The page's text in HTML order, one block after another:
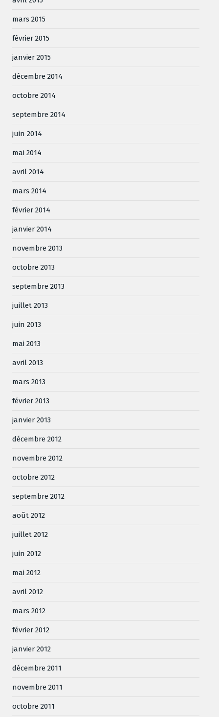
mars 2015
février 2015
janvier 2015
décembre 2014
octobre 2014
septembre 2014
juin 2014
mai 2014
avril 2014
mars 2014
février 2014
janvier 2014
novembre 2013
octobre 2013
septembre 2013
juillet 2013
juin 2013
mai 2013
avril 2013
mars 2013
février 2013
janvier 2013
décembre 2012
novembre 2012
octobre 2012
septembre 2012
août 2012
juillet 2012
juin 2012
mai 2012
avril 2012
mars 2012
février 2012
janvier 2012
décembre 2011
novembre 2011
octobre 2011